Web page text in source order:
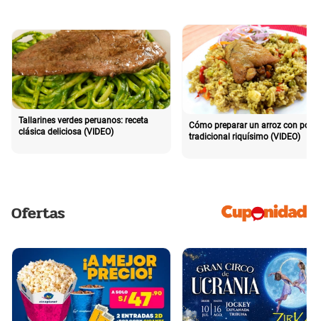
Tallarines verdes peruanos: receta
clásica deliciosa (VIDEO)
Cómo preparar un arroz con pollo
tradicional riquísimo (VIDEO)
Ofertas